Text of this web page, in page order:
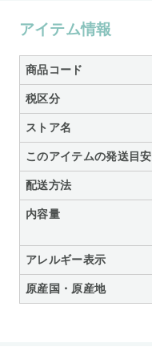
アイテム情報
商品コード
税区分
ストア名
このアイテムの発送目安
配送方法
内容量
アレルギー表示
原産国・原産地